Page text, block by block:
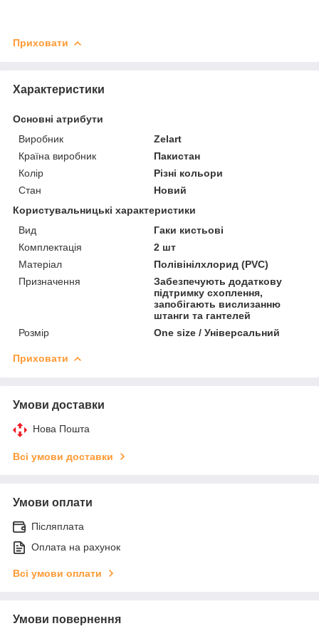
Приховати
Характеристики
Основні атрибути
Виробник
Zelart
Країна виробник
Пакистан
Колір
Різні кольори
Стан
Новий
Користувальницькі характеристики
Вид
Гаки кистьові
Комплектація
2 шт
Матеріал
Полівінілхлорид (PVC)
Призначення
Забезпечують додаткову
підтримку схоплення,
запобігають вислизанню
штанги та гантелей
Розмір
One size / Універсальний
Приховати
Умови доставки
Нова Пошта
Всі умови доставки
Умови оплати
Післяплата
Оплата на рахунок
Всі умови оплати
Умови повернення